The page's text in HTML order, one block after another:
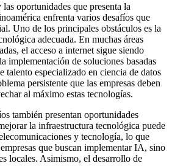
oportunidades que presenta la
enfrenta varios desafíos que
Uno de los principales obstáculos es la
adecuada. En muchas áreas
el acceso a internet sigue siendo
implementación de soluciones basadas
talento especializado en ciencia de datos
persistente que las empresas deben
al máximo estas tecnologías.
también presentan oportunidades
la infraestructura tecnológica puede
y tecnología, lo que
que buscan implementar IA, sino
locales. Asimismo, el desarrollo de